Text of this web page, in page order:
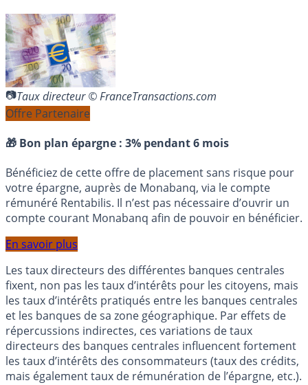
Taux directeur © FranceTransactions.com
Offre Partenaire
🎁 Bon plan épargne : 3% pendant 6 mois
Bénéficiez de cette offre de placement sans risque pour
votre épargne, auprès de Monabanq, via le compte
rémunéré Rentabilis. Il n’est pas nécessaire d’ouvrir un
compte courant Monabanq afin de pouvoir en bénéficier.
En savoir plus
Les taux directeurs des différentes banques centrales
fixent, non pas les taux d’intérêts pour les citoyens, mais
les taux d’intérêts pratiqués entre les banques centrales
et les banques de sa zone géographique. Par effets de
répercussions indirectes, ces variations de taux
directeurs des banques centrales influencent fortement
les taux d’intérêts des consommateurs (taux des crédits,
mais également taux de rémunération de l’épargne, etc.).